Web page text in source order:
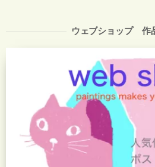
ウェブショップ 作